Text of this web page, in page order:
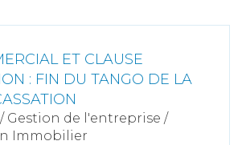
ET CLAUSE
: FIN DU TANGO DE LA
/ Gestion de l'entreprise /
Immobilier